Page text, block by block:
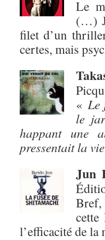
Le
(…)
filet d’un
certes, mais
« Le
le
happant une
pressentait la
Jun
Bref,
l’efficacité de